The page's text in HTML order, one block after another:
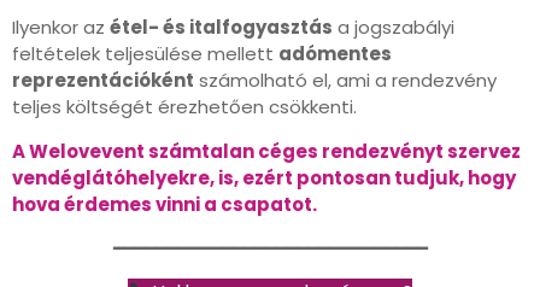
Ilyenkor az étel- és italfogyasztás a jogszabályi
feltételek teljesülése mellett adómentes
reprezentációként számolható el, ami a rendezvény
teljes költségét érezhetően csökkenti.
A Welovevent számtalan céges rendezvényt szervez
vendéglátóhelyekre, is, ezért pontosan tudjuk, hogy
hova érdemes vinni a csapatot.
━━━━━━━━━━━━━━━━━━━━━━━━━━━━━